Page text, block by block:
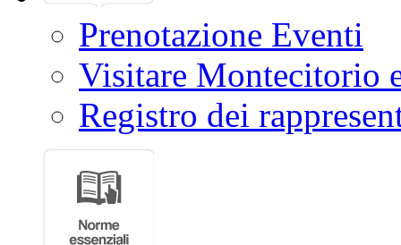
Prenotazione Eventi
Visitare Montecitorio
Registro dei